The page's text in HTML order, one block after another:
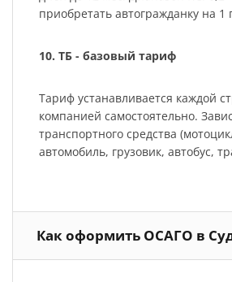
приобретать автогражданку на 1
10. ТБ - базовый тариф
Тариф устанавливается каждой
компанией самостоятельно.
транспортного средства
автомобиль, грузовик, автобус,
Как оформить ОСАГО в